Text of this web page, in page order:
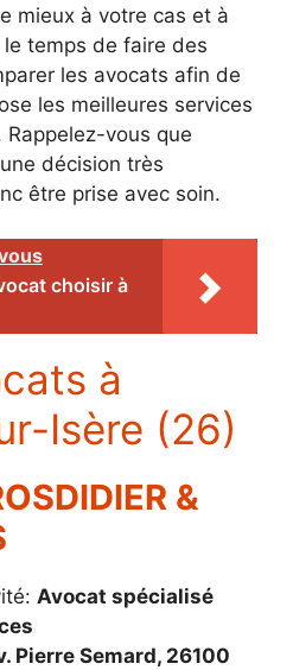
mieux à votre cas et à
temps de faire des
les avocats afin de
les meilleures services
vous que
décision très
être prise avec soin.
choisir à
à
Isère (26)
&
Avocat spécialisé
Pierre Semard, 26100